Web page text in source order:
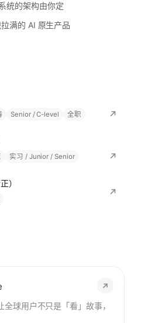
统的架构由你定
满的 AI 原生产品
Senior / C-level
全职
实习 / Junior / Senior
）
球用户不只是「看」故事，